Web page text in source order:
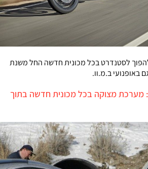
לסטנדרט בכל מכונית חדשה החל משנת
מערכת מצוקה בכל מכונית חדשה בתוך